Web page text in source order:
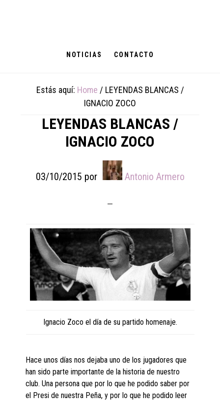
NOTICIAS CONTACTO
Estás aquí: Home / LEYENDAS BLANCAS /
IGNACIO ZOCO
LEYENDAS BLANCAS /
IGNACIO ZOCO
03/10/2015 por Antonio Armero
Ignacio Zoco el día de su partido homenaje.
Hace unos días nos dejaba uno de los jugadores que
han sido parte importante de la historia de nuestro
club. Una persona que por lo que he podido saber por
el Presi de nuestra Peña, y por lo que he podido leer